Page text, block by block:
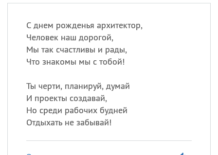
С днем рожденья архитектор,
Человек наш дорогой,
Мы так счастливы и рады,
Что знакомы мы с тобой!
Ты черти, планируй, думай
И проекты создавай,
Но среди рабочих будней
Отдыхать не забывай!
Романа и Давида
мучеников
07.08
маяка
ИМЕНА
Сегодня празднуют именины